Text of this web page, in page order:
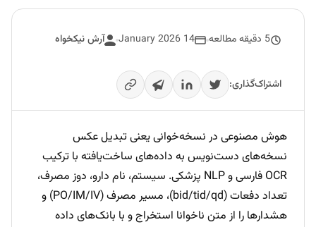
5 دقیقه مطالعه 14 January 2026 آرش نیکخواه
اشتراک‌گذاری:
هوش مصنوعی در نسخه‌خوانی یعنی تبدیل عکس
نسخه‌های دست‌نویس به داده‌های ساخت‌یافته با ترکیب
OCR فارسی و NLP پزشکی. سیستم، نام دارو، دوز مصرف،
تعداد دفعات (bid/tid/qd)، مسیر مصرف (PO/IM/IV) و
هشدارها را از متن ناخوانا استخراج و با بانک‌های داده